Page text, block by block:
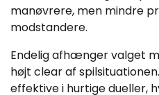
manøvrere, men mindre
modstandere.
Endelig afhænger valget
højt clear af
effektive i hurtige dueller,